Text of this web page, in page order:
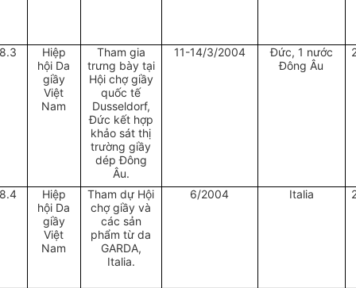
Hiệp
hội Da
giầy
Việt
Nam
Tham gia
trưng bày tại
Hội chợ giầy
quốc tế
Dusseldorf,
Đức kết hợp
khảo sát thị
trường giầy
dép Đông
Âu.
11-14/3/2004
Đức, 1 nước
Đông Âu
Hiệp
hội Da
giầy
Việt
Nam
Tham dự Hội
chợ giầy và
các sản
phẩm từ da
GARDA,
Italia.
6/2004 Italia